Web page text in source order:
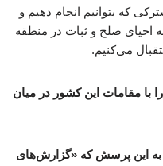
که بتوانیم انجام دهیم و
احیای صلح و ثبات در منطقه
می‌کنیم.
با مقامات این کشور در میان
این پرسش که «گزارش‌های